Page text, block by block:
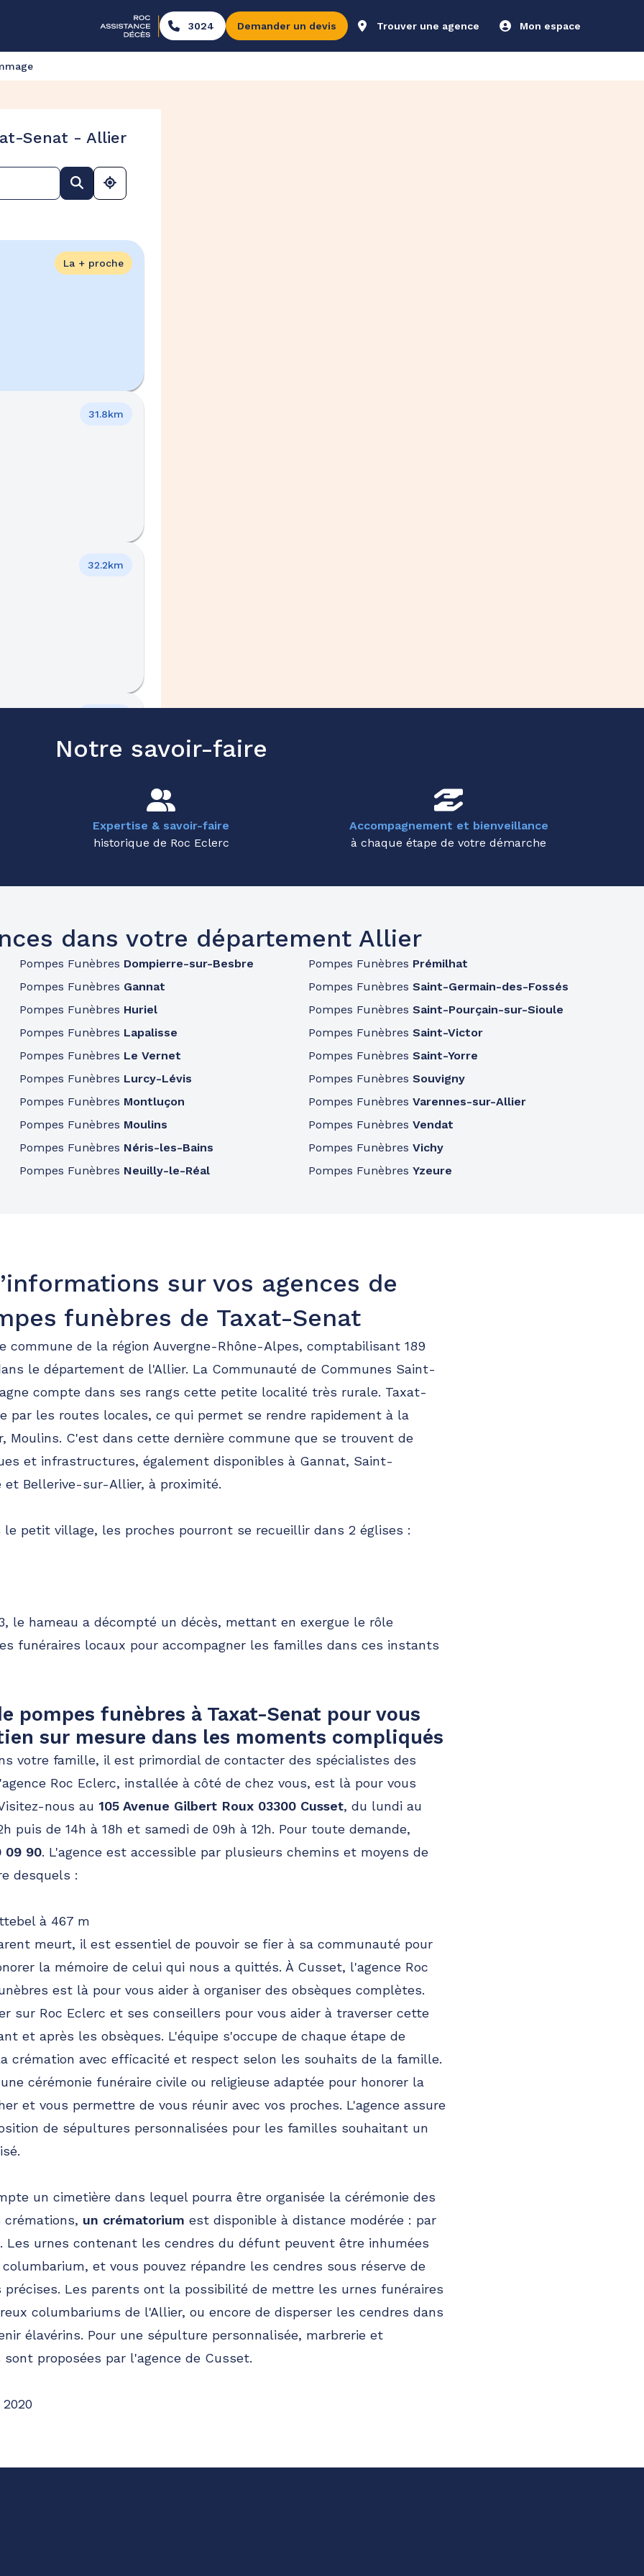
3024 Demander un devis Trouver une agence Mon espace
Senat - Allier
La + proche
31.8km
32.2km
Notre savoir-faire
Expertise & savoir-faire
historique de Roc Eclerc
Accompagnement et bienveillance
à chaque étape de votre démarche
dans votre département Allier
Pompes Funèbres Dompierre-sur-Besbre
Pompes Funèbres Gannat
Pompes Funèbres Huriel
Pompes Funèbres Lapalisse
Pompes Funèbres Le Vernet
Pompes Funèbres Lurcy-Lévis
Pompes Funèbres Montluçon
Pompes Funèbres Moulins
Pompes Funèbres Néris-les-Bains
Pompes Funèbres Neuilly-le-Réal
Pompes Funèbres Prémilhat
Pompes FunèbresSaint-Germain-des-Fossés
Pompes FunèbresSaint-Pourçain-sur-Sioule
Pompes FunèbresSaint-Victor
Pompes FunèbresSaint-Yorre
Pompes FunèbresSouvigny
Pompes FunèbresVarennes-sur-Allier
Pompes FunèbresVendat
Pompes FunèbresVichy
Pompes FunèbresYzeure
sur vos agences de
funèbres de Taxat-Senat
commune de la région Auvergne-Rhône-Alpes, comptabilisant 189
le département de l'Allier. La Communauté de Communes Saint-
compte dans ses rangs cette petite localité très rurale. Taxat-
par les routes locales, ce qui permet se rendre rapidement à la
Moulins. C'est dans cette dernière commune que se trouvent de
et infrastructures, également disponibles à Gannat, Saint-
et Bellerive-sur-Allier, à proximité.
le petit village, les proches pourront se recueillir dans 2 églises :
le hameau a décompté un décès, mettant en exergue le rôle
funéraires locaux pour accompagner les familles dans ces instants
pompes funèbres à Taxat-Senat pour vous
sur mesure dans les moments compliqués
votre famille, il est primordial de contacter des spécialistes des
Roc Eclerc, installée à côté de chez vous, est là pour vous
nous au 105 Avenue Gilbert Roux 03300 Cusset, du lundi au
puis de 14h à 18h et samedi de 09h à 12h. Pour toute demande,
09 90. L'agence est accessible par plusieurs chemins et moyens de
desquels :
à 467 m
meurt, il est essentiel de pouvoir se fier à sa communauté pour
la mémoire de celui qui nous a quittés. À Cusset, l'agence Roc
est là pour vous aider à organiser des obsèques complètes.
sur Roc Eclerc et ses conseillers pour vous aider à traverser cette
et après les obsèques. L'équipe s'occupe de chaque étape de
crémation avec efficacité et respect selon les souhaits de la famille.
cérémonie funéraire civile ou religieuse adaptée pour honorer la
et vous permettre de vous réunir avec vos proches. L'agence assure
de sépultures personnalisées pour les familles souhaitant un
un cimetière dans lequel pourra être organisée la cérémonie des
crémations, un crématorium est disponible à distance modérée : par
Les urnes contenant les cendres du défunt peuvent être inhumées
et vous pouvez répandre les cendres sous réserve de
précises. Les parents ont la possibilité de mettre les urnes funéraires
columbariums de l'Allier, ou encore de disperser les cendres dans
élavérins. Pour une sépulture personnalisée, marbrerie et
proposées par l'agence de Cusset.